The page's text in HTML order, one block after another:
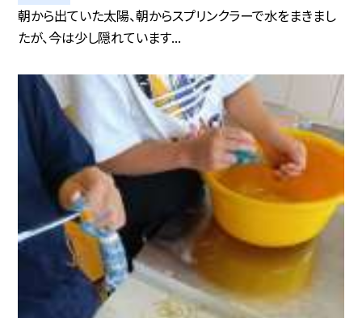
朝から出ていた太陽、朝からスプリンクラーで水をまきまし
たが、今は少し隠れています...